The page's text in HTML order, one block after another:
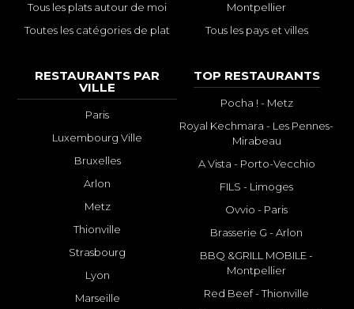
Tous les plats autour de moi
Toutes les catégories de plat
Montpellier
Tous les pays et villes
RESTAURANTS PAR
VILLE
Paris
Luxembourg Ville
Bruxelles
Arlon
Metz
Thionville
Strasbourg
Lyon
Marseille
TOP RESTAURANTS
Pocha ! - Metz
Royal Kechmara - Les Pennes-
Mirabeau
A Vista - Porto-Vecchio
FILS - Limoges
Ovvio - Paris
Brasserie G - Arlon
BBQ &GRILL MOBILE -
Montpellier
Red Beef - Thionville